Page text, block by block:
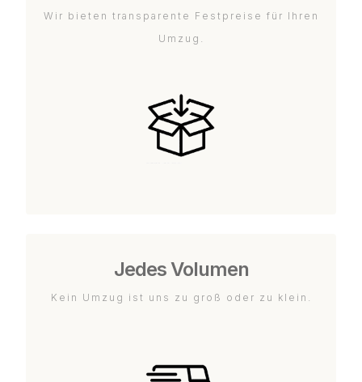
Wir bieten transparente Festpreise für Ihren
Umzug.
Jedes Volumen
Kein Umzug ist uns zu groß oder zu klein.